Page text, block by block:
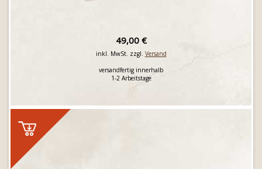
49,00 €
inkl. MwSt. zzgl. Versand
versandfertig innerhalb
1-2 Arbeitstage